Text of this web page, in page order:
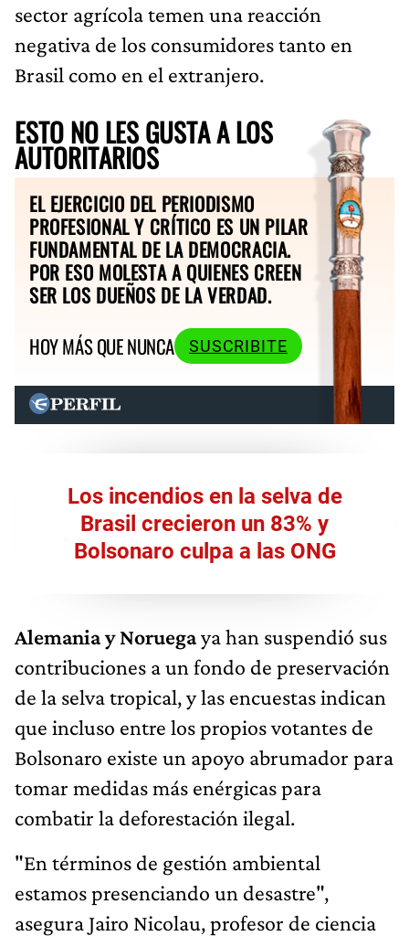
sector agrícola temen una reacción
negativa de los consumidores tanto en
Brasil como en el extranjero.
ESTO NO LES GUSTA A LOS
AUTORITARIOS
EL EJERCICIO DEL PERIODISMO
PROFESIONAL Y CRÍTICO ES UN PILAR
FUNDAMENTAL DE LA DEMOCRACIA.
POR ESO MOLESTA A QUIENES CREEN
SER LOS DUEÑOS DE LA VERDAD.
HOY MÁS QUE NUNCA
SUSCRIBITE
Los incendios en la selva de
Brasil crecieron un 83% y
Bolsonaro culpa a las ONG
Alemania y Noruegaya han suspendió sus
contribuciones a un fondo de preservación
de la selva tropical, y las encuestas indican
que incluso entre los propios votantes de
Bolsonaro existe un apoyo abrumador para
tomar medidas más enérgicas para
combatir la deforestación ilegal.
"En términos de gestión ambiental
estamos presenciando un desastre",
asegura Jairo Nicolau, profesor de ciencia